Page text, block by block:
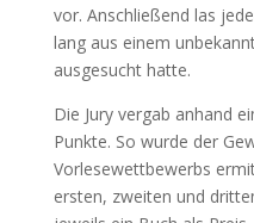
vor. Anschließend las
lang aus einem
ausgesucht hatte.
Die Jury vergab anhand
Punkte. So wurde der
Vorlesewettbewerbs
ersten, zweiten und